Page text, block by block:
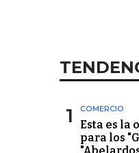
1 COMERCIO
Esta es la
para los